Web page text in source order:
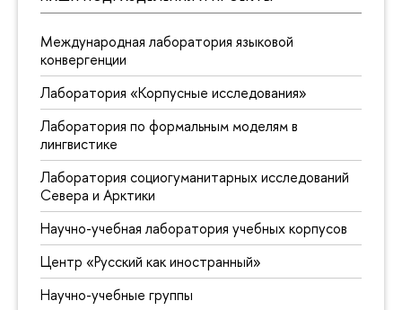
Международная лаборатория языковой
конвергенции
Лаборатория «Корпусные исследования»
Лаборатория по формальным моделям в
лингвистике
Лаборатория социогуманитарных исследований
Севера и Арктики
Научно-учебная лаборатория учебных корпусов
Центр «Русский как иностранный»
Научно-учебные группы